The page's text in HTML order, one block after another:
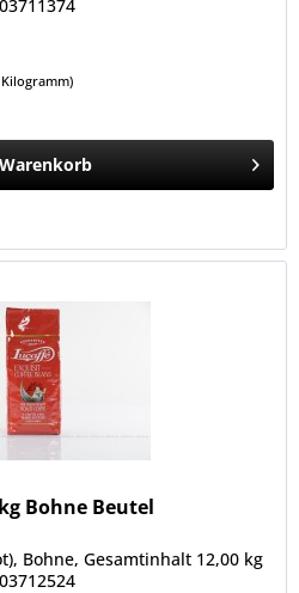
Warenkorb
Bohne Beutel
Bohne, Gesamtinhalt 12,00 kg